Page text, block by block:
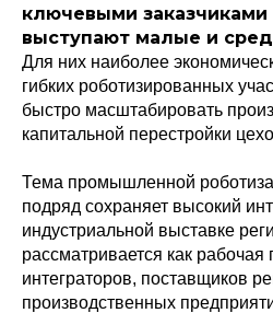
ключевыми заказчиками
выступают малые и
Для них наиболее
гибких роботизированных
быстро масштабировать
капитальной перестройки
Тема промышленной
подряд сохраняет высокий
индустриальной выставке
рассматривается как
интеграторов, поставщиков
производственных